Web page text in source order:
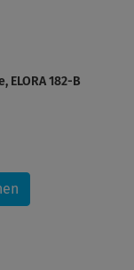
182-B